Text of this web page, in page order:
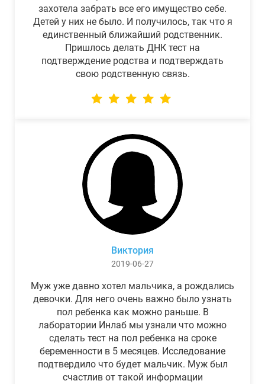
захотела забрать все его имущество себе.
Детей у них не было. И получилось, так что я
единственный ближайший родственник.
Пришлось делать ДНК тест на
подтверждение родства и подтверждать
свою родственную связь.
Виктория
2019-06-27
Муж уже давно хотел мальчика, а рождались
девочки. Для него очень важно было узнать
пол ребенка как можно раньше. В
лаборатории Инлаб мы узнали что можно
сделать тест на пол ребенка на сроке
беременности в 5 месяцев. Исследование
подтвердило что будет мальчик. Муж был
счастлив от такой информации